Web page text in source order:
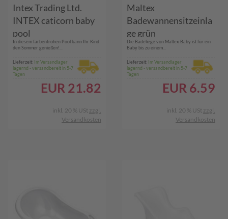
Intex Trading Ltd.
INTEX caticorn baby
pool
In diesem farbenfrohen Pool kann Ihr Kind
den Sommer genießen!...
Lieferzeit: Im Versandlager
lagernd - versandbereit in 5-7
Tagen
EUR 21.82
inkl. 20 % USt zzgl.
Versandkosten
Maltex
Badewannensitzeinla
ge grün
Die Badeliege von Maltex Baby ist für ein
Baby bis zu einem...
Lieferzeit: Im Versandlager
lagernd - versandbereit in 5-7
Tagen
EUR 6.59
inkl. 20 % USt zzgl.
Versandkosten